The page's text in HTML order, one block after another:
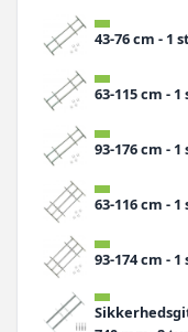
43-76 cm -
63-115 cm -
93-176 cm -
63-116 cm -
93-174 cm -